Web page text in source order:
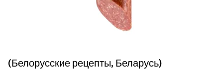
(Белорусские рецепты, Беларусь)